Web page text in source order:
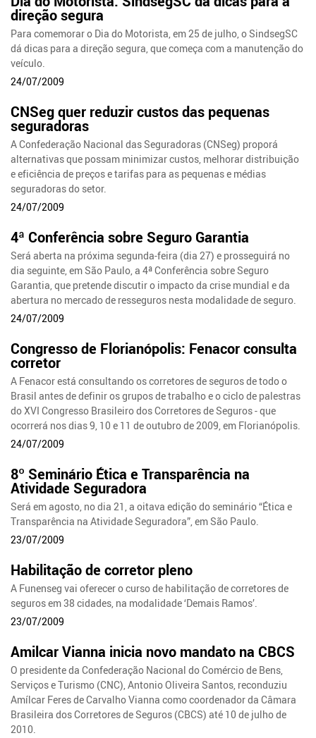
direção segura
Para comemorar o Dia do Motorista, em 25 de julho, o SindsegSC
dá dicas para a direção segura, que começa com a manutenção do
veículo.
24/07/2009
CNSeg quer reduzir custos das pequenas
seguradoras
A Confederação Nacional das Seguradoras (CNSeg) proporá
alternativas que possam minimizar custos, melhorar distribuição
e eficiência de preços e tarifas para as pequenas e médias
seguradoras do setor.
24/07/2009
4ª Conferência sobre Seguro Garantia
Será aberta na próxima segunda-feira (dia 27) e prosseguirá no
dia seguinte, em São Paulo, a 4ª Conferência sobre Seguro
Garantia, que pretende discutir o impacto da crise mundial e da
abertura no mercado de resseguros nesta modalidade de seguro.
24/07/2009
Congresso de Florianópolis: Fenacor consulta
corretor
A Fenacor está consultando os corretores de seguros de todo o
Brasil antes de definir os grupos de trabalho e o ciclo de palestras
do XVI Congresso Brasileiro dos Corretores de Seguros - que
ocorrerá nos dias 9, 10 e 11 de outubro de 2009, em Florianópolis.
24/07/2009
8º Seminário Ética e Transparência na
Atividade Seguradora
Será em agosto, no dia 21, a oitava edição do seminário “Ética e
Transparência na Atividade Seguradora”, em São Paulo.
23/07/2009
Habilitação de corretor pleno
A Funenseg vai oferecer o curso de habilitação de corretores de
seguros em 38 cidades, na modalidade ‘Demais Ramos’.
23/07/2009
Amilcar Vianna inicia novo mandato na CBCS
O presidente da Confederação Nacional do Comércio de Bens,
Serviços e Turismo (CNC), Antonio Oliveira Santos, reconduziu
Amílcar Feres de Carvalho Vianna como coordenador da Câmara
Brasileira dos Corretores de Seguros (CBCS) até 10 de julho de
2010.